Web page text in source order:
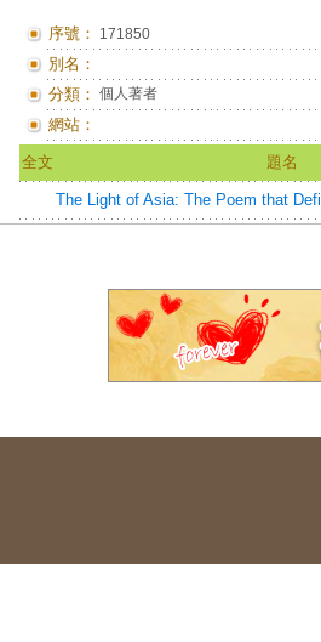
序號： 171850
別名：
分類： 個人著者
網站：
全文 題名
The Light of Asia: The Poem that